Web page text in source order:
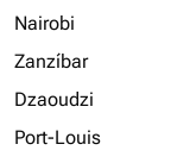
Nairobi
Zanzíbar
Dzaoudzi
Port-Louis